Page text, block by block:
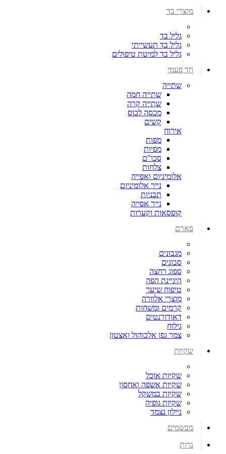
מוצרי בד
גליל בד
גליל בד תעשייתי
גליל בד למיטת טיפולים
חד פעמי
שתייה
שתייה חמה
שתייה קרה
מכסה לכוס
קשים
אירוח
מפות
מפיות
סכו"ם
צלחות
אלומיניום ואפייה
נייר אלומיניום
תבניות
נייר אפייה
קופסאות וקערות
פארם
מגבונים
סבונים
ספוג רחצה
היגיינת הפה
טיפוח שיער
מוצרי אלוורה
קרמים ומשחות
דאודורנטים
גילוח
צמר גפן אלכוהול ואצטון
שקיות
שקיות אוכל
שקיות אשפה ואחסון
שקיות במשקל
שקיות גופיה
ניילון נצמד
מבשמים
נרות